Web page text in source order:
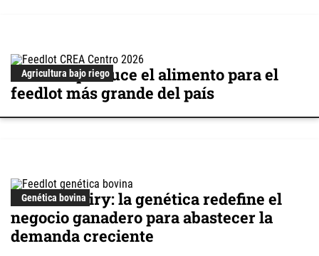
Agricultura bajo riego
Cómo se produce el alimento para el
feedlot más grande del país
Genética bovina
Beef on Dairy: la genética redefine el
negocio ganadero para abastecer la
demanda creciente